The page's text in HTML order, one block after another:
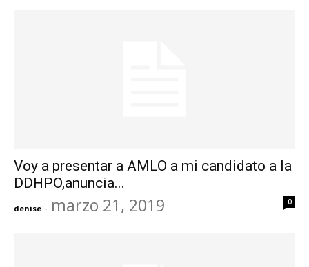
Voy a presentar a AMLO a mi candidato a la
DDHPO,anuncia...
denise - marzo 21, 2019 0